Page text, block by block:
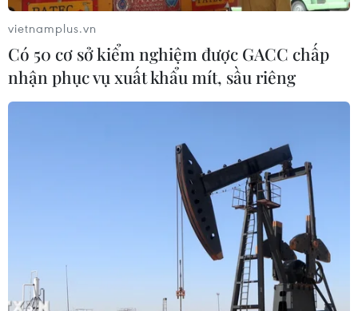
vietnamplus.vn
Có 50 cơ sở kiểm nghiệm được GACC chấp
nhận phục vụ xuất khẩu mít, sầu riêng